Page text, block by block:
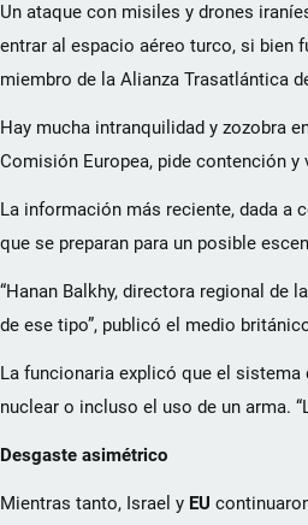
Un ataque con misiles y drones
entrar al espacio aéreo turco, si bien
miembro de la Alianza Trasatlántica
Hay mucha intranquilidad y zozobra
Comisión Europea, pide contención
La información más reciente, dada a
que se preparan para un posible
“Hanan Balkhy, directora regional de la
de ese tipo”, publicó el medio
La funcionaria explicó que el
nuclear o incluso el uso de un arma.
Desgaste asimétrico
Mientras tanto, Israel y EU